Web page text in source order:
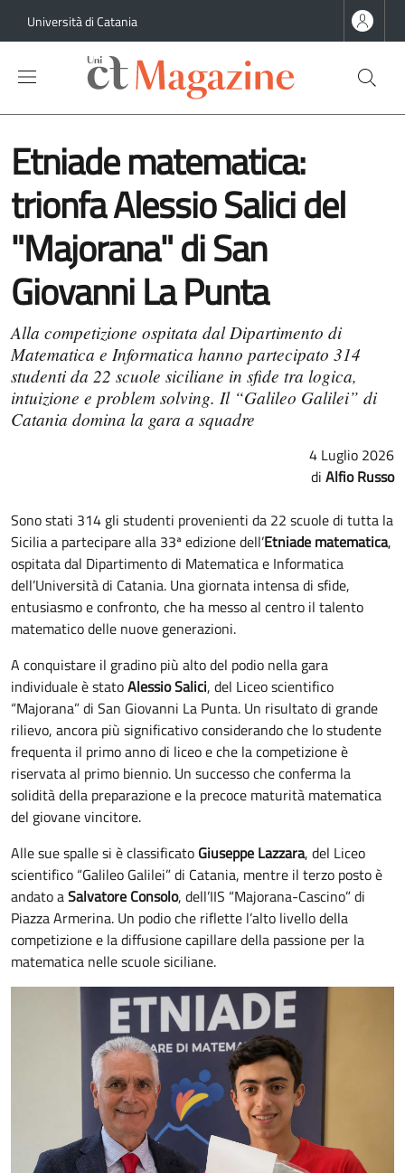
Università di Catania
Etniade matematica:
trionfa Alessio Salici del
"Majorana" di San
Giovanni La Punta
Alla competizione ospitata dal Dipartimento di
Matematica e Informatica hanno partecipato 314
studenti da 22 scuole siciliane in sfide tra logica,
intuizione e problem solving. Il “Galileo Galilei” di
Catania domina la gara a squadre
4 Luglio 2026
Alfio Russo
Sono stati 314 gli studenti provenienti da 22 scuole di tutta la
Sicilia a partecipare alla 33ª edizione dell’Etniade matematica,
ospitata dal Dipartimento di Matematica e Informatica
dell’Università di Catania. Una giornata intensa di sfide,
entusiasmo e confronto, che ha messo al centro il talento
matematico delle nuove generazioni.
A conquistare il gradino più alto del podio nella gara
individuale è statoAlessio Salici, del Liceo scientifico
“Majorana” di San Giovanni La Punta. Un risultato di grande
rilievo, ancora più significativo considerando che lo studente
frequenta il primo anno di liceo e che la competizione è
riservata al primo biennio. Un successo che conferma la
solidità della preparazione e la precoce maturità matematica
del giovane vincitore.
Alle sue spalle si è classificato Giuseppe Lazzara, del Liceo
scientifico “Galileo Galilei” di Catania, mentre il terzo posto è
andato aSalvatore Consolo, dell’IIS “Majorana-Cascino” di
Piazza Armerina. Un podio che riflette l’alto livello della
competizione e la diffusione capillare della passione per la
matematica nelle scuole siciliane.